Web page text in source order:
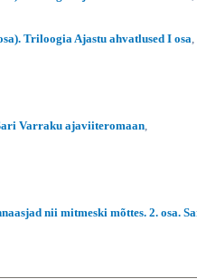
Triloogia Ajastu ahvatlused I osa
Varraku ajaviiteromaan
nii mitmeski mõttes. 2. osa.